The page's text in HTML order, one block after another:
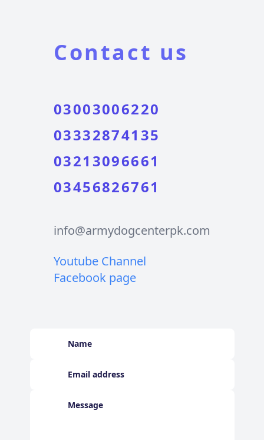
Contact us
03003006220
03332874135
03213096661
03456826761
info@armydogcenterpk.com
Youtube Channel
Facebook page